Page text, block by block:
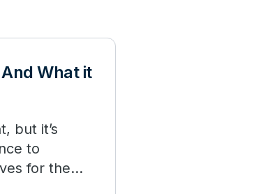
What it
but it’s
to
for the